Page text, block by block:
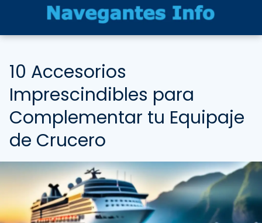
10 Accesorios
Imprescindibles para
Complementar tu Equipaje
de Crucero